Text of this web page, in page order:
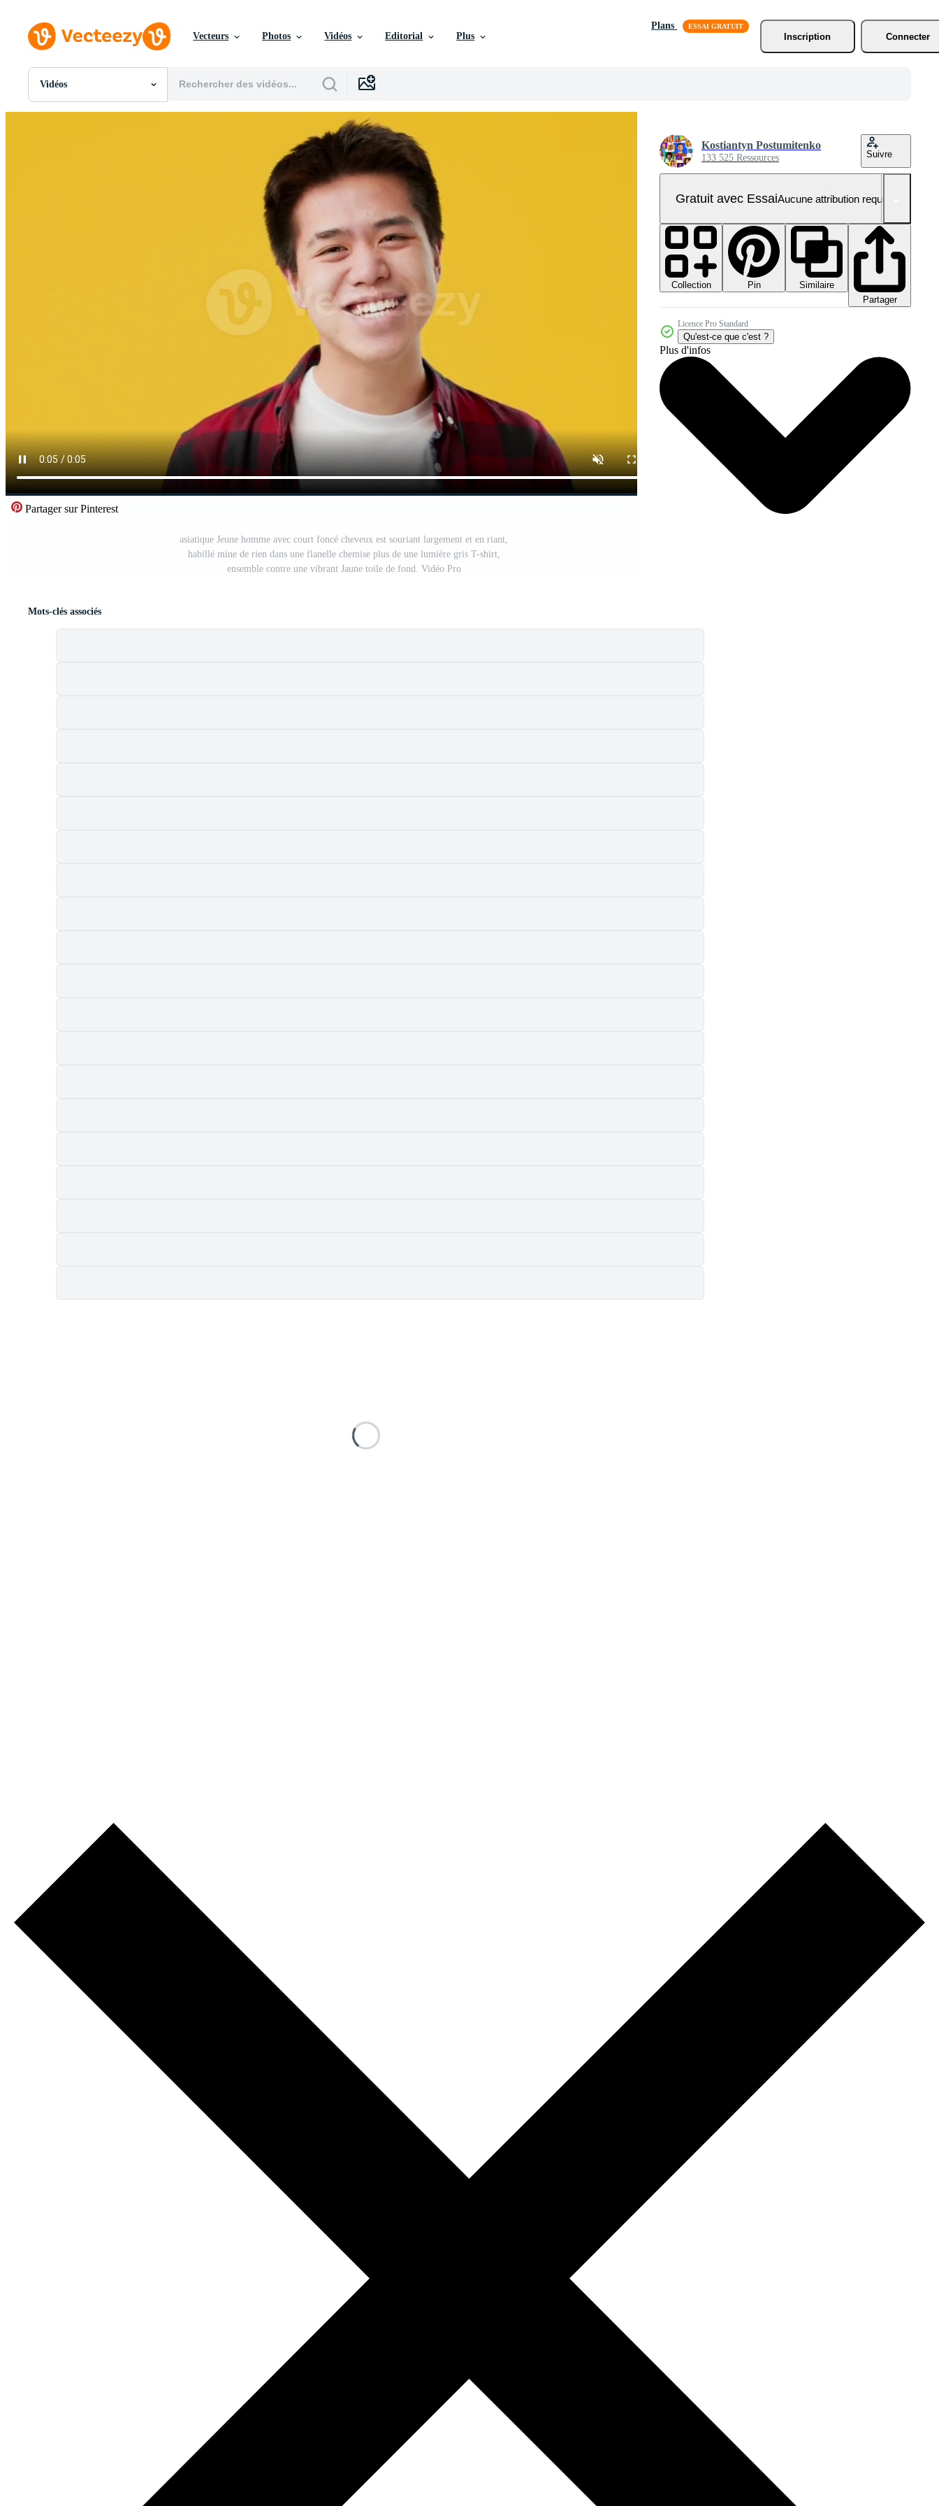
Vecteurs Photos Vidéos Editorial Plus
Plans
Inscription
Connecter
Vidéos
Toutes Images
Partager sur Pinterest
asiatique Jeune homme avec court foncé cheveux est souriant largement et en riant,
habillé mine de rien dans une flanelle chemise plus de une lumière gris T-shirt,
ensemble contre une vibrant Jaune toile de fond. Vidéo Pro
Kostiantyn Postumitenko
133 525 Ressources Suivre
Gratuit avec EssaiAucune attribution requise
Collection Pin
Similaire
Partager
Licence Pro Standard
Qu'est-ce que c'est ?
Plus d'infos
Mots-clés associés